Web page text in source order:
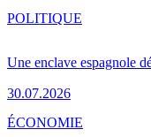
Une enclave espagnole
30.07.2026
POLITIQUE
ÉCONOMIE